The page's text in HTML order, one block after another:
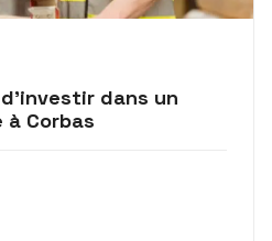
dans un
Corbas